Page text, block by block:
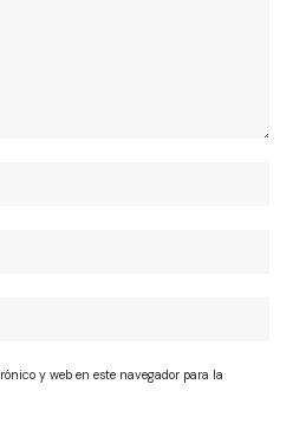
y web en este navegador para la